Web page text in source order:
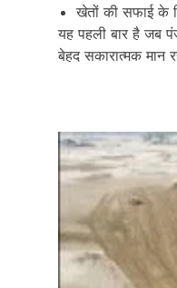
खेतों की सफाई के
यह पहली बार है जब
बेहद सकारात्मक मान